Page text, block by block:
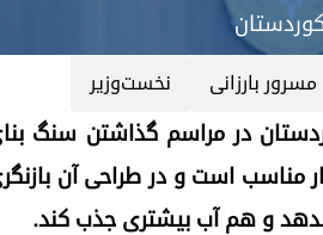
مسرور بارزانی نخست‌وزیر
در مراسم گذاشتن سنگ
مناسب است و در طراحی آن
ندهد و هم آب بیشتری جذب کند.